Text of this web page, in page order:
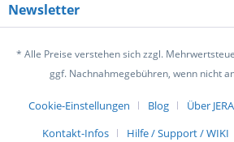
Newsletter
* Alle Preise verstehen sich zzgl.
ggf. Nachnahmegebühren, wenn nicht
Cookie-Einstellungen Blog Über JERA
Kontakt-Infos
Hilfe / Support / WIKI